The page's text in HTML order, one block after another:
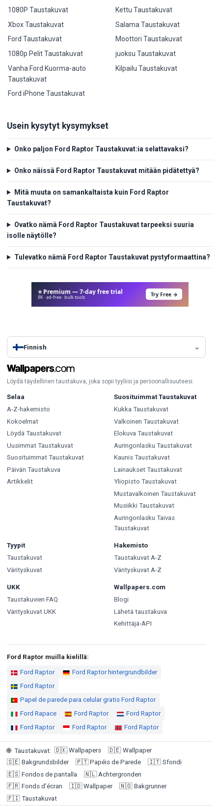
1080P Taustakuvat
Xbox Taustakuvat
Ford Taustakuvat
1080p Pelit Taustakuvat
Vanha Ford Kuorma-auto
Taustakuvat
Ford iPhone Taustakuvat
Kettu Taustakuvat
Salama Taustakuvat
Moottori Taustakuvat
juoksu Taustakuvat
Kilpailu Taustakuvat
Usein kysytyt kysymykset
Onko paljon Ford Raptor Taustakuvat:ia selattavaksi?
Onko näissä Ford Raptor Taustakuvat mitään pidätettyä?
Mitä muuta on samankaltaista kuin Ford Raptor
Taustakuvat?
Ovatko nämä Ford Raptor Taustakuvat tarpeeksi suuria
isolle näytölle?
Tulevatko nämä Ford Raptor Taustakuvat pystyformaattina?
⭐ Premium — 7-day free trial
8K · ad-free · bulk tools Try Free →
Finnish
Löydä täydellinen taustakuva, joka sopii tyyliisi ja persoonallisuuteesi.
Selaa
A-Z-hakemisto
Kokoelmat
Löydä Taustakuvat
Uusimmat Taustakuvat
Suosituimmat Taustakuvat
Päivän Taustakuva
Artikkelit
Suosituimmat Taustakuvat
Kukka Taustakuvat
Valkoinen Taustakuvat
Elokuva Taustakuvat
Auringonlasku Taustakuvat
Kaunis Taustakuvat
Lainaukset Taustakuvat
Yliopisto Taustakuvat
Mustavalkoinen Taustakuvat
Musiikki Taustakuvat
Auringonlasku Taivas
Taustakuvat
Tyypit
Taustakuvat
Värityskuvat
Hakemisto
Taustakuvat A-Z
Värityskuvat A-Z
UKK
Taustakuvien FAQ
Värityskuvat UKK
Wallpapers.com
Blogi
Lähetä taustakuva
Kehittäjä-API
Ford Raptor muilla kielillä:
Ford Raptor
Ford Raptor hintergrundbilder
Ford Raptor
Papel de parede para celular gratis Ford Raptor
Ford Rapace
Ford Raptor
Ford Raptor
Ford Raptor
Ford Raptor Ford Raptor
🌐 Taustakuvat: 🇩🇰 Wallpapers 🇩🇪 Wallpaper
🇸🇪 Bakgrundsbilder 🇵🇹 Papéis de Parede 🇮🇹 Sfondi
🇪🇸 Fondos de pantalla 🇳🇱 Achtergronden
🇫🇷 Fonds d'écran 🇮🇩 Wallpaper 🇳🇴 Bakgrunner
🇫🇮 Taustakuvat